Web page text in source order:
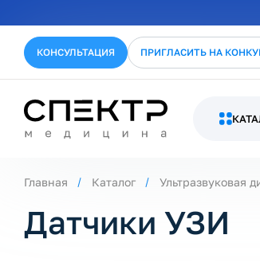
КОНСУЛЬТАЦИЯ ПРИГЛАСИТЬ НА
Главная Каталог Ультразвуковая
Датчики УЗИ
развернуть категорию